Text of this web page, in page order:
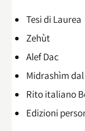
Tesi di Laurea
Zehùt
Alef Dac
Midrashìm
Rito italiano
Edizioni